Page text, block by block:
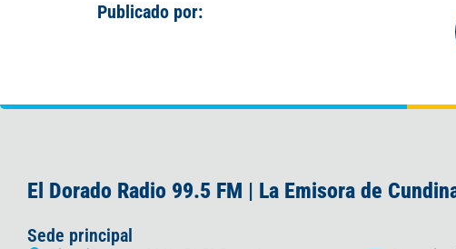
Publicado por:
El Dorado Radio 99.5 FM | La Emisora de
Sede principal